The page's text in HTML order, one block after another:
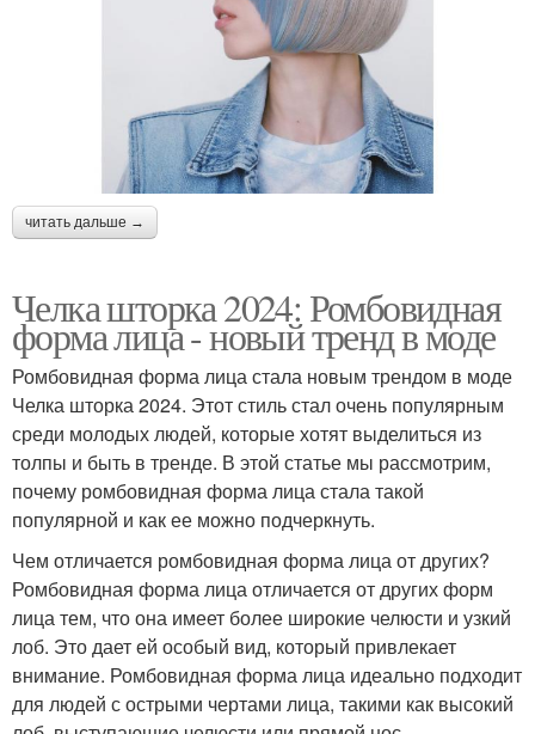
читать дальше →
Челка шторка 2024: Ромбовидная
форма лица - новый тренд в моде
Ромбовидная форма лица стала новым трендом в моде
Челка шторка 2024. Этот стиль стал очень популярным
среди молодых людей, которые хотят выделиться из
толпы и быть в тренде. В этой статье мы рассмотрим,
почему ромбовидная форма лица стала такой
популярной и как ее можно подчеркнуть.
Чем отличается ромбовидная форма лица от других?
Ромбовидная форма лица отличается от других форм
лица тем, что она имеет более широкие челюсти и узкий
лоб. Это дает ей особый вид, который привлекает
внимание. Ромбовидная форма лица идеально подходит
для людей с острыми чертами лица, такими как высокий